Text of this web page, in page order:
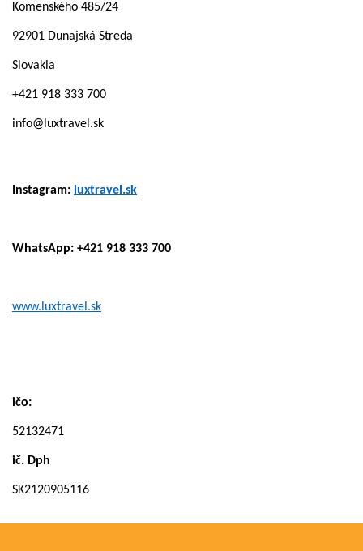
Komenského 485/24
92901 Dunajská Streda
Slovakia
+421 918 333 700
info@luxtravel.sk
Instagram: luxtravel.sk
WhatsApp: +421 918 333 700
www.luxtravel.sk
ičo:
52132471
ič. Dph
SK2120905116